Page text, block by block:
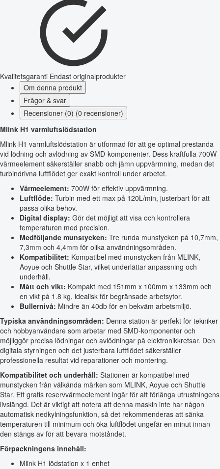
Kvalitetsgaranti Endast originalprodukter
Om denna produkt
Frågor & svar
Recensioner (0) (0 recensioner)
Mlink H1 varmluftslödstation
Mlink H1 varmluftslödstation är utformad för att ge optimal prestanda
vid lödning och avlödning av SMD-komponenter. Dess kraftfulla 700W
värmeelement säkerställer snabb och jämn uppvärmning, medan det
turbindrivna luftflödet ger exakt kontroll under arbetet.
Värmeelement: 700W för effektiv uppvärmning.
Luftflöde: Turbin med ett max på 120L/min, justerbart för att
passa olika behov.
Digital display: Gör det möjligt att visa och kontrollera
temperaturen med precision.
Medföljande munstycken: Tre runda munstycken på 10,7mm,
7,3mm och 4,4mm för olika användningsområden.
Kompatibilitet: Kompatibel med munstycken från MLINK,
Aoyue och Shuttle Star, vilket underlättar anpassning och
underhåll.
Mått och vikt: Kompakt med 151mm x 100mm x 133mm och
en vikt på 1.8 kg, idealisk för begränsade arbetsytor.
Bullernivå: Mindre än 40db för en bekväm arbetsmiljö.
Typiska användningsområden: Denna station är perfekt för tekniker
och hobbyanvändare som arbetar med SMD-komponenter och
möjliggör precisa lödningar och avlödningar på elektronikkretsar. Den
digitala styrningen och det justerbara luftflödet säkerställer
professionella resultat vid reparationer och montering.
Kompatibilitet och underhåll: Stationen är kompatibel med
munstycken från välkända märken som MLINK, Aoyue och Shuttle
Star. Ett gratis reservvärmeelement ingår för att förlänga utrustningens
livslängd. Det är viktigt att notera att denna maskin inte har någon
automatisk nedkylningsfunktion, så det rekommenderas att sänka
temperaturen till minimum och öka luftflödet ungefär en minut innan
den stängs av för att bevara motståndet.
Förpackningens innehåll:
Mlink H1 lödstation x 1 enhet